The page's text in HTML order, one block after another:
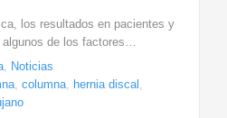
los resultados en pacientes y
algunos de los factores…
, Noticias
, columna, hernia discal